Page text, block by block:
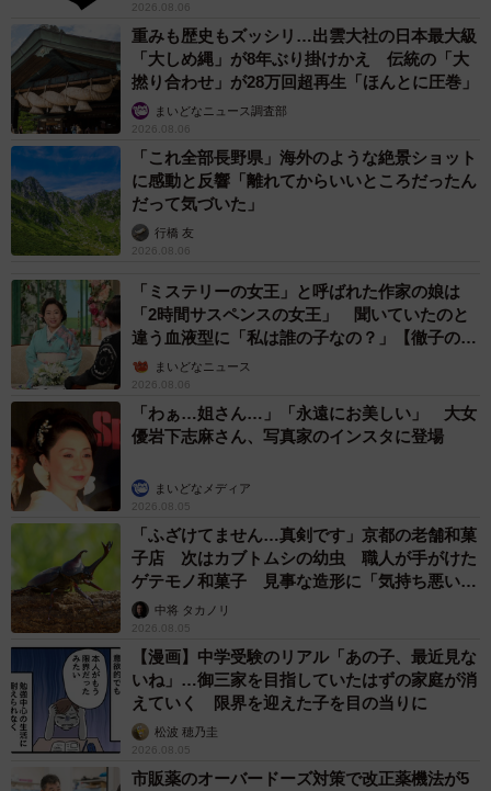
2026.08.06
重みも歴史もズッシリ…出雲大社の日本最大級
「大しめ縄」が8年ぶり掛けかえ 伝統の「大
撚り合わせ」が28万回超再生「ほんとに圧巻」
まいどなニュース調査部
2026.08.06
「これ全部長野県」海外のような絶景ショット
に感動と反響「離れてからいいところだったん
だって気づいた」
行橋 友
2026.08.06
「ミステリーの女王」と呼ばれた作家の娘は
「2時間サスペンスの女王」 聞いていたのと
違う血液型に「私は誰の子なの？」【徹子の部
屋】まいどなニュース
2026.08.06
「わぁ…姐さん…」「永遠にお美しい」 大女
優岩下志麻さん、写真家のインスタに登場
まいどなメディア
2026.08.05
「ふざけてません…真剣です」京都の老舗和菓
子店 次はカブトムシの幼虫 職人が手がけた
ゲテモノ和菓子 見事な造形に「気持ち悪いく
らいリアル」
中将 タカノリ
2026.08.05
【漫画】中学受験のリアル「あの子、最近見な
いね」…御三家を目指していたはずの家庭が消
えていく 限界を迎えた子を目の当りに
松波 穂乃圭
2026.08.05
市販薬のオーバードーズ対策で改正薬機法が5